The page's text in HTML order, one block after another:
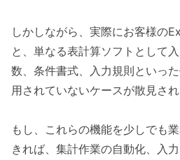
しかしながら、実際にお客様の
と、単なる表計算ソフトとして
数、条件書式、入力規則といっ
用されていないケースが散見され
もし、これらの機能を少しでも
きれば、集計作業の自動化、入